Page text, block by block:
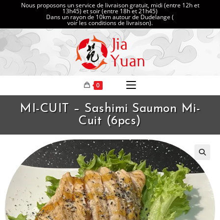
Nous proposons un service de livraison gratuit, midi (entre 12h et
13h45) et soir (entre 18h et 21h45)
Dans un rayon de 10km autour de Dudelange (
voir les conditions de livraison).
0
MI-CUIT – Sashimi Saumon Mi-
Cuit (6pcs)